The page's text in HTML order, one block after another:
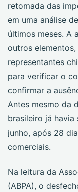
retomada das
em uma análise
últimos meses. A
outros
representantes
para verificar o
confirmar a
Antes mesmo da
brasileiro já havia
junho, após 28
comerciais.
Na leitura da
(ABPA), o